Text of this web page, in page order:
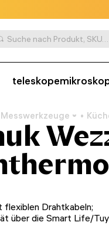
Suche nach Produkt, SKU, Kategorie, usw.
teleskope
Messwerkzeuge
flexiblen Drahtkabeln;
über die Smart Life/